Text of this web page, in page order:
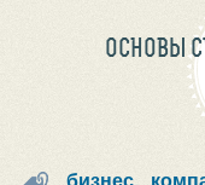
ОСНОВЫ
бизнес,